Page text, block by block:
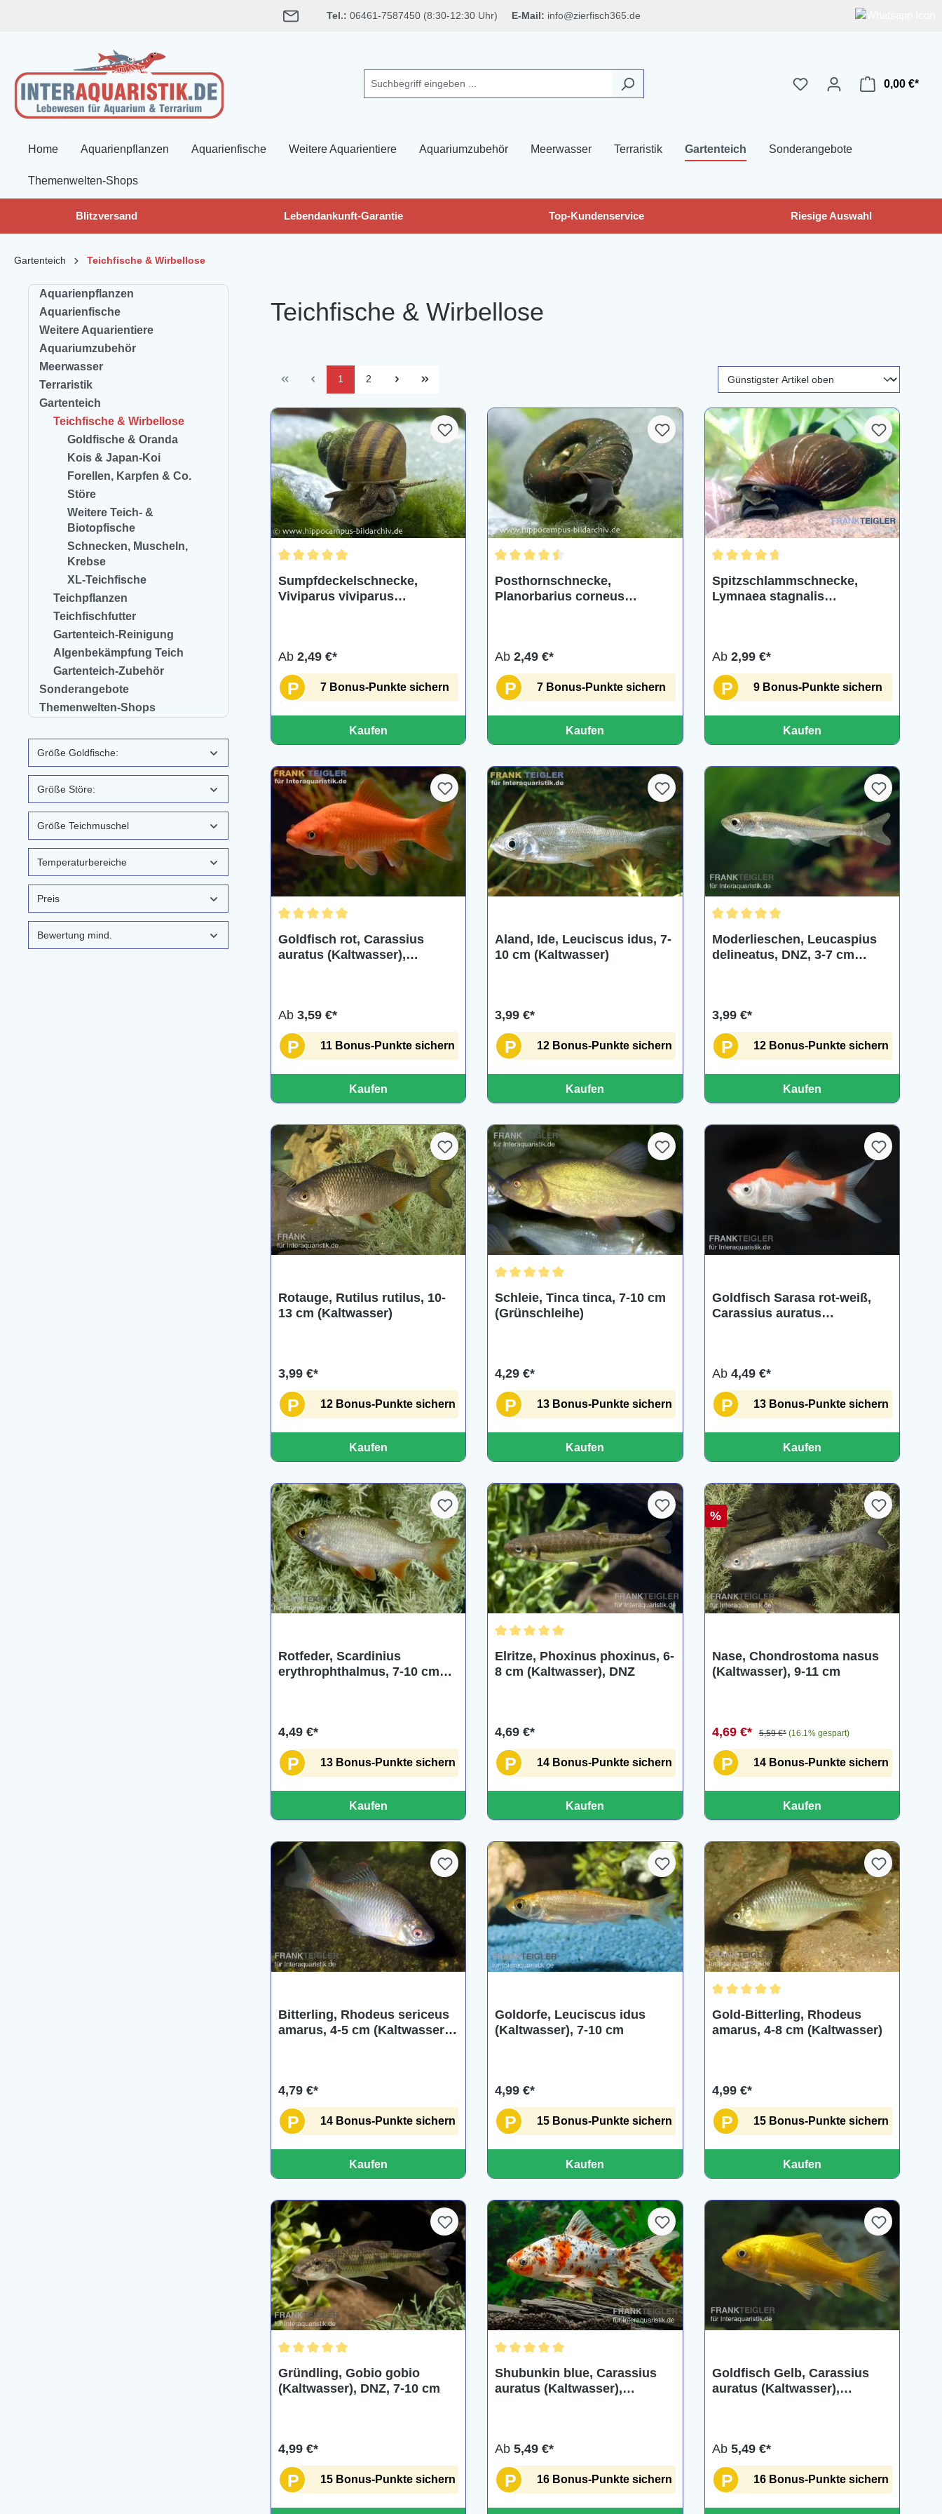
Tel.: 06461-7587450 (8:30-12:30 Uhr) E-Mail: info@zierfisch365.de
0,00 €*
Home Aquarienpflanzen Aquarienfische Weitere Aquarientiere Aquariumzubehör Meerwasser Terraristik Gartenteich Sonderangebote
Themenwelten-Shops
Blitzversand Lebendankunft-Garantie Top-Kundenservice Riesige Auswahl
Gartenteich Teichfische & Wirbellose
Aquarienpflanzen
Aquarienfische
Weitere Aquarientiere
Aquariumzubehör
Meerwasser
Terraristik
Gartenteich
Teichfische & Wirbellose
Goldfische & Oranda
Kois & Japan-Koi
Forellen, Karpfen & Co.
Störe
Weitere Teich- &
Biotopfische
Schnecken, Muscheln,
Krebse
XL-Teichfische
Teichpflanzen
Teichfischfutter
Gartenteich-Reinigung
Algenbekämpfung Teich
Gartenteich-Zubehör
Sonderangebote
Themenwelten-Shops
Größe Goldfische:
Größe Störe:
Größe Teichmuschel
Temperaturbereiche
Preis
Bewertung mind.
Teichfische & Wirbellose
1 2
Sumpfdeckelschnecke,
Viviparus viviparus
Ab 2,49 €*
P 7 Bonus-Punkte sichern
Kaufen
Posthornschnecke,
Planorbarius corneus
Ab2,49 €*
P 7 Bonus-Punkte sichern
Kaufen
Spitzschlammschnecke,
Lymnaea stagnalis
Ab 2,99 €*
P 9 Bonus-Punkte sichern
Kaufen
Goldfisch rot, Carassius
auratus (Kaltwasser),
Ab 3,59 €*
P 11 Bonus-Punkte sichern
Kaufen
Aland, Ide, Leuciscus idus, 7-
10 cm (Kaltwasser)
3,99 €*
P 12 Bonus-Punkte sichern
Kaufen
Moderlieschen, Leucaspius
delineatus, DNZ, 3-7 cm
3,99 €*
P 12 Bonus-Punkte sichern
Kaufen
Rotauge, Rutilus rutilus, 10-
13 cm (Kaltwasser)
3,99 €*
P 12 Bonus-Punkte sichern
Kaufen
Schleie, Tinca tinca, 7-10 cm
(Grünschleihe)
4,29 €*
P 13 Bonus-Punkte sichern
Kaufen
Goldfisch Sarasa rot-weiß,
Carassius auratus
Ab 4,49 €*
P 13 Bonus-Punkte sichern
Kaufen
Rotfeder, Scardinius
erythrophthalmus, 7-10 cm
4,49 €*
P 13 Bonus-Punkte sichern
Kaufen
Elritze, Phoxinus phoxinus, 6-
8 cm (Kaltwasser), DNZ
4,69 €*
P 14 Bonus-Punkte sichern
Kaufen
%
Nase, Chondrostoma nasus
(Kaltwasser), 9-11 cm
4,69 €* 5,59 €* (16.1% gespart)
P 14 Bonus-Punkte sichern
Kaufen
Bitterling, Rhodeus sericeus
amarus, 4-5 cm (Kaltwasser),
4,79 €*
P 14 Bonus-Punkte sichern
Kaufen
Goldorfe, Leuciscus idus
(Kaltwasser), 7-10 cm
4,99 €*
P 15 Bonus-Punkte sichern
Kaufen
Gold-Bitterling, Rhodeus
amarus, 4-8 cm (Kaltwasser)
4,99 €*
P 15 Bonus-Punkte sichern
Kaufen
Gründling, Gobio gobio
(Kaltwasser), DNZ, 7-10 cm
4,99 €*
P 15 Bonus-Punkte sichern
Shubunkin blue, Carassius
auratus (Kaltwasser),
Ab5,49 €*
P 16 Bonus-Punkte sichern
Goldfisch Gelb, Carassius
auratus (Kaltwasser),
Ab 5,49 €*
P 16 Bonus-Punkte sichern